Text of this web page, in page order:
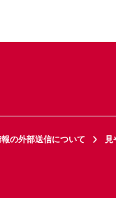
の外部送信について
見